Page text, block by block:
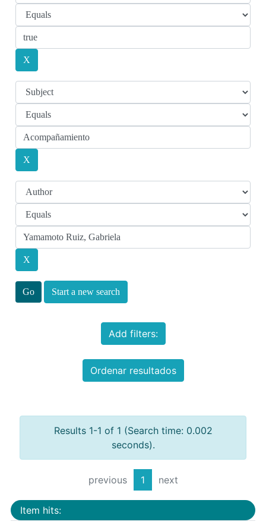
Start a new search
Add filters:
Ordenar resultados
Results 1-1 of 1 (Search time: 0.002
seconds).
previous 1 next
Item hits: